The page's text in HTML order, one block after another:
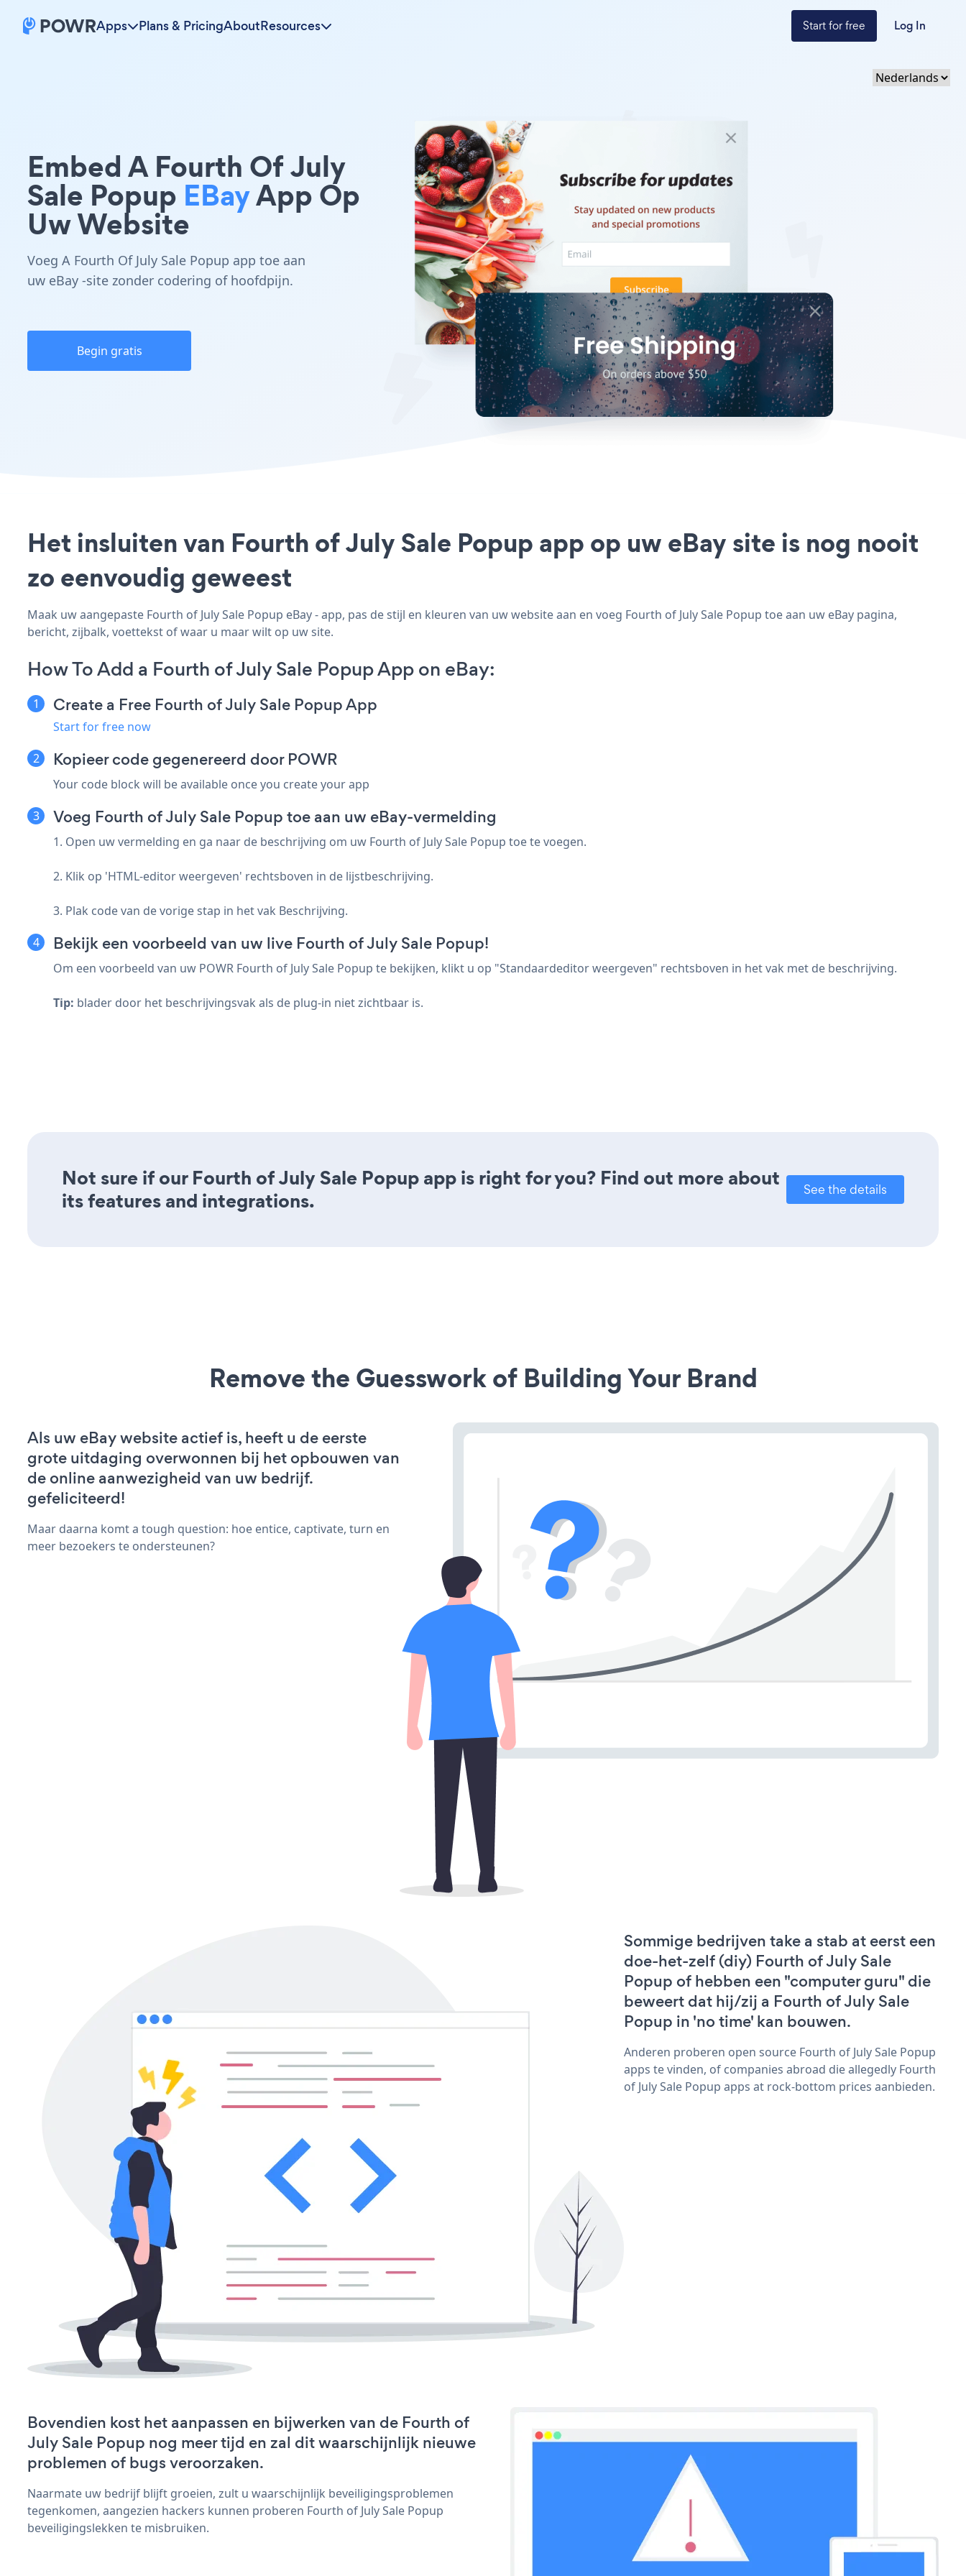
Apps Plans & PricingAboutResources Start for free Log In
Embed A Fourth Of July
Sale Popup EBayApp Op
Uw Website
Voeg A Fourth Of July Sale Popup app toe aan
uw eBay -site zonder codering of hoofdpijn.
Begin gratis
Het insluiten van Fourth of July Sale Popup app op uw eBay site is nog nooit
zo eenvoudig geweest
Maak uw aangepaste Fourth of July Sale Popup eBay - app, pas de stijl en kleuren van uw website aan en voeg Fourth of July Sale Popup toe aan uw eBay pagina,
bericht, zijbalk, voettekst of waar u maar wilt op uw site.
How To Add a Fourth of July Sale Popup App on eBay:
Create a Free Fourth of July Sale Popup App
Start for free now
Kopieer code gegenereerd door POWR
Your code block will be available once you create your app
Voeg Fourth of July Sale Popup toe aan uw eBay-vermelding
1. Open uw vermelding en ga naar de beschrijving om uw Fourth of July Sale Popup toe te voegen.
2. Klik op 'HTML-editor weergeven' rechtsboven in de lijstbeschrijving.
3. Plak code van de vorige stap in het vak Beschrijving.
Bekijk een voorbeeld van uw live Fourth of July Sale Popup!
Om een voorbeeld van uw POWR Fourth of July Sale Popup te bekijken, klikt u op "Standaardeditor weergeven" rechtsboven in het vak met de beschrijving.
Tip: blader door het beschrijvingsvak als de plug-in niet zichtbaar is.
Not sure if our Fourth of July Sale Popup app is right for you? Find out more about
its features and integrations.
See the details
Remove the Guesswork of Building Your Brand
Als uw eBay website actief is, heeft u de eerste
grote uitdaging overwonnen bij het opbouwen van
de online aanwezigheid van uw bedrijf.
gefeliciteerd!
Maar daarna komt a tough question: hoe entice, captivate, turn en
meer bezoekers te ondersteunen?
Sommige bedrijven take a stab at eerst een
doe-het-zelf (diy) Fourth of July Sale
Popup of hebben een "computer guru" die
beweert dat hij/zij a Fourth of July Sale
Popup in 'no time' kan bouwen.
Anderen proberen open source Fourth of July Sale Popup
apps te vinden, of companies abroad die allegedly Fourth
of July Sale Popup apps at rock-bottom prices aanbieden.
Bovendien kost het aanpassen en bijwerken van de Fourth of
July Sale Popup nog meer tijd en zal dit waarschijnlijk nieuwe
problemen of bugs veroorzaken.
Naarmate uw bedrijf blijft groeien, zult u waarschijnlijk beveiligingsproblemen
tegenkomen, aangezien hackers kunnen proberen Fourth of July Sale Popup
beveiligingslekken te misbruiken.